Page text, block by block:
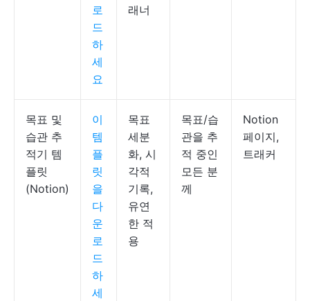
로
드
하
세
요
래너
목표 및
습관 추
적기 템
플릿
(Notion)
이
템
플
릿
을
다
운
로
드
하
세
목표
세분
화, 시
각적
기록,
유연
한 적
용
목표/습
관을 추
적 중인
모든 분
께
Notion
페이지,
트래커